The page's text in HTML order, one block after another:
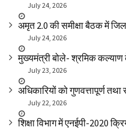
July 24, 2026
अमृत 2.0 की समीक्षा बैठक में
July 24, 2026
मुख्यमंत्री बोले- श्रमिक कल्याण
July 23, 2026
अधिकारियों को गुणवत्तापूर्ण तथा
July 22, 2026
शिक्षा विभाग में एनईपी-2020